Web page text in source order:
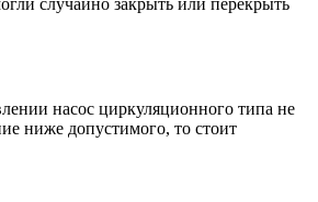
насос циркуляционного типа не
ниже допустимого, то стоит